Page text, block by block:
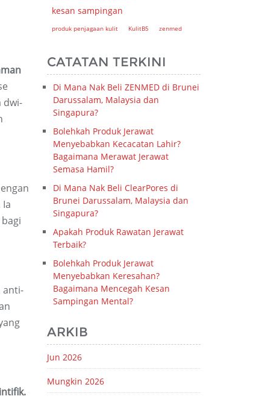
dwi-
anti-
kesan sampingan
produk penjagaan kulit KulitB5 zenmed
CATATAN TERKINI
Di Mana Nak Beli ZENMED di Brunei
Darussalam, Malaysia dan
Singapura?
Bolehkah Produk Jerawat
Menyebabkan Kecacatan Lahir?
Bagaimana Merawat Jerawat
Semasa Hamil?
Di Mana Nak Beli ClearPores di
Brunei Darussalam, Malaysia dan
Singapura?
Apakah Produk Rawatan Jerawat
Terbaik?
Bolehkah Produk Jerawat
Menyebabkan Keresahan?
Bagaimana Mencegah Kesan
Sampingan Mental?
ARKIB
Jun 2026
Mungkin 2026